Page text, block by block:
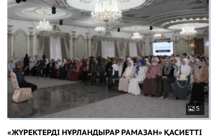
5
«ЖҮРЕКТЕРДІ НҰРЛАНДЫРАР РАМАЗАН» ҚАСИЕТТІ